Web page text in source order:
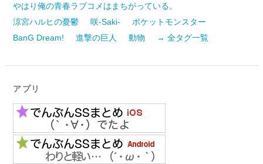
やはり俺の青春ラブコメはまちがっている。
涼宮ハルヒの憂鬱
咲-Saki-
ポケットモンスター
BanG Dream!
進撃の巨人 動物 → 全タグ一覧
アプリ